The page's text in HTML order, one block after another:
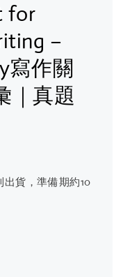
for
–
寫作關
｜真題
貨，準備期約10